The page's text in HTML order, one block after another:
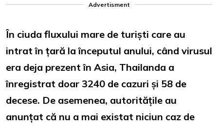
Advertisment
În ciuda fluxului mare de turiști care au
intrat în țară la începutul anului, când virusul
era deja prezent în Asia, Thailanda a
înregistrat doar 3240 de cazuri și 58 de
decese. De asemenea, autoritățile au
anunțat că nu a mai existat niciun caz de